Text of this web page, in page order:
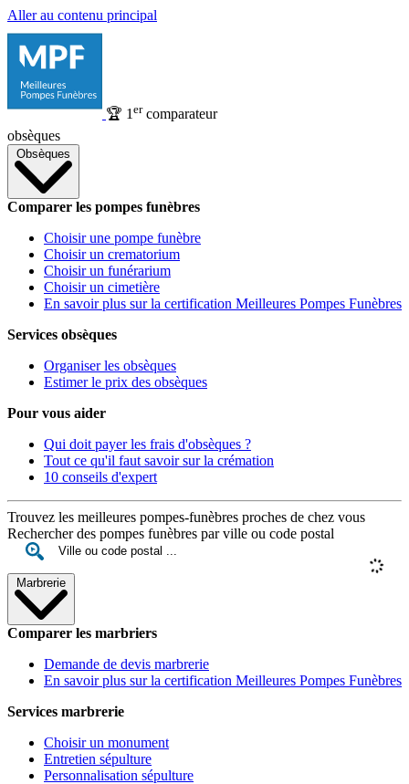
Aller au contenu principal
🏆 1 ercomparateur
obsèques
Obsèques
Comparer les pompes funèbres
Choisir une pompe funèbre
Choisir un crematorium
Choisir un funérarium
Choisir un cimetière
En savoir plus sur la certification Meilleures Pompes Funèbres
Services obsèques
Organiser les obsèques
Estimer le prix des obsèques
Pour vous aider
Qui doit payer les frais d'obsèques ?
Tout ce qu'il faut savoir sur la crémation
10 conseils d'expert
Trouvez les meilleures pompes-funèbres proches de chez vous
Rechercher des pompes funèbres par ville ou code postal
Marbrerie
Comparer les marbriers
Demande de devis marbrerie
En savoir plus sur la certification Meilleures Pompes Funèbres
Services marbrerie
Choisir un monument
Entretien sépulture
Personnalisation sépulture